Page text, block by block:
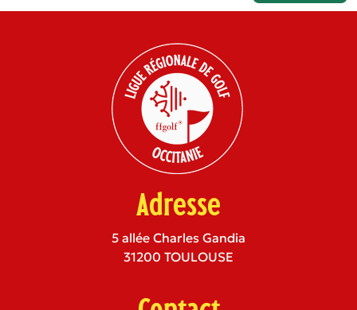
Adresse
5 allée Charles Gandia
31200 TOULOUSE